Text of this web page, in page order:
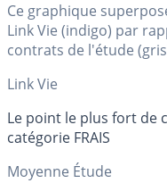
Ce graphique
Link Vie (indigo) par
contrats de l'étude
Link Vie
Le point le plus fort de
catégorie FRAIS
Moyenne Étude